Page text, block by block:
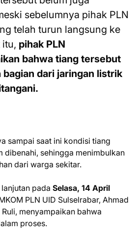
sebelumnya pihak PLN
telah turun langsung ke
itu, pihak PLN
bahwa tiang tersebut
bagian dari jaringan listrik
sampai saat ini kondisi tiang
dibenahi, sehingga menimbulkan
dari warga sekitar.
pada Selasa, 14 April
PLN UID Sulselrabar, Ahmad
menyampaikan bahwa
proses.